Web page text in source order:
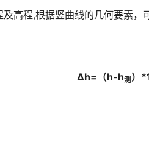
高程,根据竖曲线的几何要素，
Δh=（h-h测）